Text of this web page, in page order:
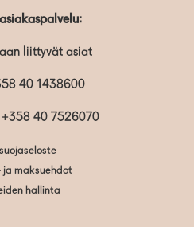
liittyvät asiat
40 1438600
+358 40 7526070
ja maksuehdot
hallinta